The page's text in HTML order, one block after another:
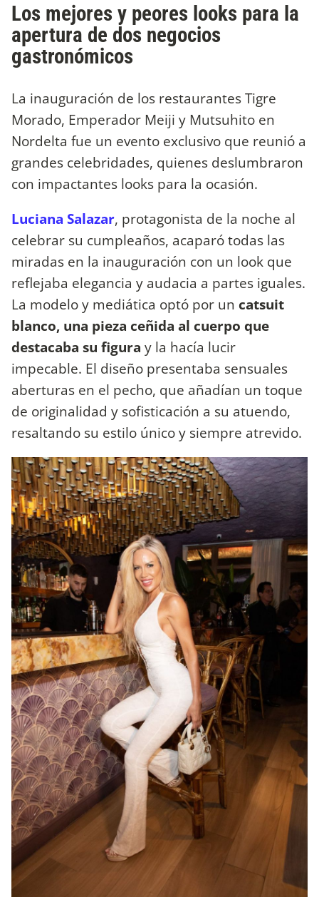
Los mejores y peores looks para la
apertura de dos negocios
gastronómicos
La inauguración de los restaurantes Tigre
Morado, Emperador Meiji y Mutsuhito en
Nordelta fue un evento exclusivo que reunió a
grandes celebridades, quienes deslumbraron
con impactantes looks para la ocasión.
Luciana Salazar, protagonista de la noche al
celebrar su cumpleaños, acaparó todas las
miradas en la inauguración con un look que
reflejaba elegancia y audacia a partes iguales.
La modelo y mediática optó por un catsuit
blanco, una pieza ceñida al cuerpo que
destacaba su figura y la hacía lucir
impecable. El diseño presentaba sensuales
aberturas en el pecho, que añadían un toque
de originalidad y sofisticación a su atuendo,
resaltando su estilo único y siempre atrevido.